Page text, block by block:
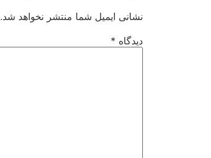
نشانی ایمیل شما منتشر نخواهد شد.
دیدگاه *